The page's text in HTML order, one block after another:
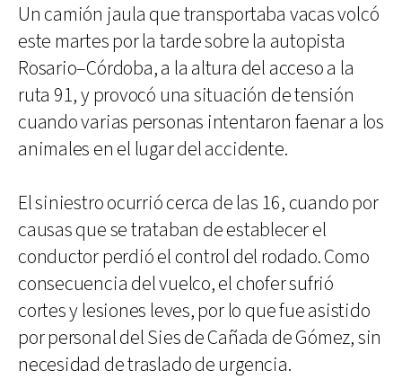
Un camión jaula que transportaba vacas volcó
este martes por la tarde sobre la autopista
Rosario–Córdoba, a la altura del acceso a la
ruta 91, y provocó una situación de tensión
cuando varias personas intentaron faenar a los
animales en el lugar del accidente.
El siniestro ocurrió cerca de las 16, cuando por
causas que se trataban de establecer el
conductor perdió el control del rodado. Como
consecuencia del vuelco, el chofer sufrió
cortes y lesiones leves, por lo que fue asistido
por personal del Sies de Cañada de Gómez, sin
necesidad de traslado de urgencia.